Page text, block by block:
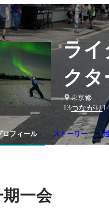
ラ
ク
東京都
13つながり
ロフィール ストーリー
一会